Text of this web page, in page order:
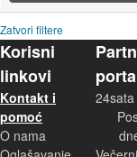
Zatvori filtere
Korisni
linkovi
Kontakt i
pomoć
O nama
24sata